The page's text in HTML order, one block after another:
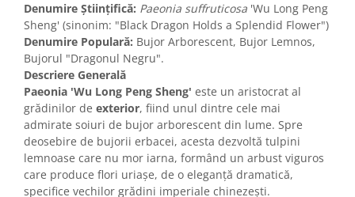
Denumire Științifică: Paeonia suffruticosa 'Wu Long Peng
Sheng' (sinonim: "Black Dragon Holds a Splendid Flower")
Denumire Populară: Bujor Arborescent, Bujor Lemnos,
Bujorul "Dragonul Negru".
Descriere Generală
Paeonia 'Wu Long Peng Sheng' este un aristocrat al
grădinilor de exterior, fiind unul dintre cele mai
admirate soiuri de bujor arborescent din lume. Spre
deosebire de bujorii erbacei, acesta dezvoltă tulpini
lemnoase care nu mor iarna, formând un arbust viguros
care produce flori uriașe, de o eleganță dramatică,
specifice vechilor grădini imperiale chinezești.